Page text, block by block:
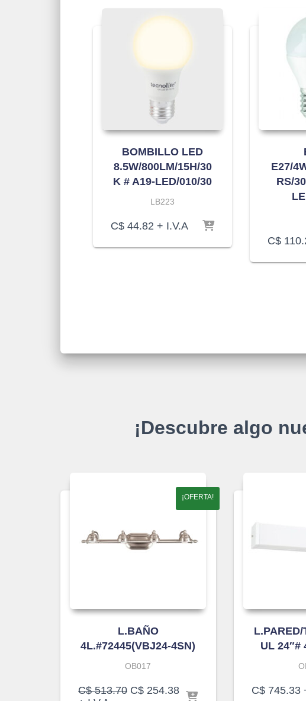
BOMBILLO LED
8.5W/800LM/15H/30
K # A19-LED/010/30
LB223
C$ 44.82 + I.V.A
E27/
RS/
C$
¡Descubre algo
¡OFERTA!
L.BAÑO
4L.#72445(VBJ24-4SN)
OB017
C$513.70 El
C$ 254.38El
UL 24″#
C$745.33